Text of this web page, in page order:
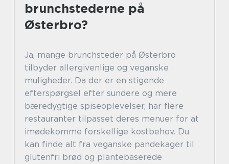
brunchstederne på
Østerbro?
Ja, mange brunchsteder på Østerbro
tilbyder allergivenlige og veganske
muligheder. Da der er en stigende
efterspørgsel efter sundere og mere
bæredygtige spiseoplevelser, har flere
restauranter tilpasset deres menuer for at
imødekomme forskellige kostbehov. Du
kan finde alt fra veganske pandekager til
glutenfri brød og plantebaserede